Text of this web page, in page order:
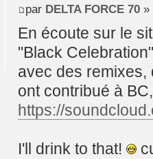
par DELTA FORCE 70»
En écoute sur le
"Black
avec des remixes,
ont contribué à
https://
I'll drink to that!